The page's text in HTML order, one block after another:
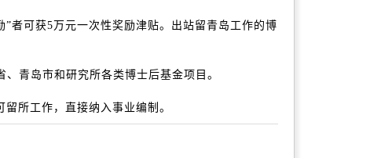
可获5万元一次性奖励津贴。出站留青岛工作的博
青岛市和研究所各类博士后基金项目。
所工作，直接纳入事业编制。